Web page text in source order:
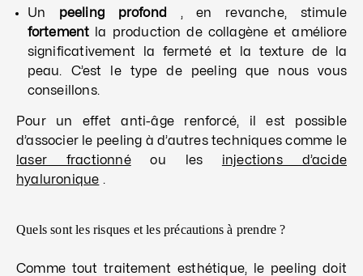
Un peeling profond , en revanche, stimule
fortement
la production de collagène et améliore
significativement la fermeté et la texture de la
peau. C’est le type de peeling que nous vous
conseillons.
Pour un effet anti-âge renforcé, il est possible
d’associer le peeling à d’autres techniques comme le
laser fractionnéou les injections d’acide
hyaluronique .
Quels sont les risques et les précautions à prendre ?
Comme tout traitement esthétique, le peeling doit